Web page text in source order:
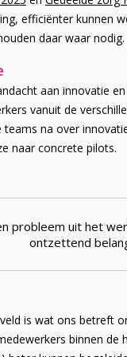
efficiënter kunnen
daar waar nodig.
aan innovatie
vanuit de
na over
naar concrete pilots.
probleem uit het
ontzettend
is wat ons betreft
binnen de